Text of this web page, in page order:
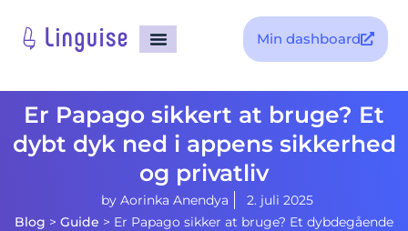
Min dashboard
Er Papago sikkert at bruge? Et
dybt dyk ned i appens sikkerhed
og privatliv
by Aorinka Anendya
2. juli 2025
Blog > Guide > Er Papago sikker at bruge? Et dybdegående